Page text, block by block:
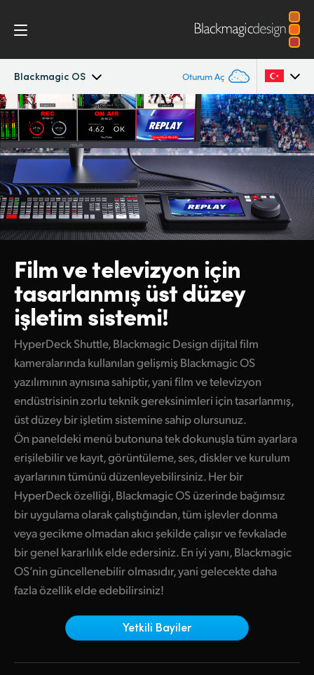
Blackmagic OS Oturum Aç
HyperDeck Shuttle
İş Akışı
Blackmagic OS
Argentina
Australia
Austria
Brazil
Canada
China
Denmark
Finland
France
Germany
Hong Kong SAR, China
Italy
Japan
Korea
Mexico
Netherlands
Film vetelevizyon için
tasarlanmışüstdüzey
işletim sistemi!
HyperDeck Shuttle, Blackmagic Design dijital film
kameralarında kullanılan gelişmiş Blackmagic OS
yazılımının aynısına sahiptir, yani film ve televizyon
endüstrisinin zorlu teknik gereksinimleri için tasarlanmış,
üst düzey bir işletim sistemine sahip olursunuz.
Ön paneldeki menü butonuna tek dokunuşla tüm ayarlara
erişilebilir ve kayıt, görüntüleme, ses, diskler ve kurulum
ayarlarının tümünü düzenleyebilirsiniz. Her bir
HyperDeck özelliği, Blackmagic OS üzerinde bağımsız
bir uygulama olarak çalıştığından, tüm işlevler donma
veya gecikme olmadan akıcı şekilde çalışır ve fevkalade
bir genel kararlılık elde edersiniz. En iyi yanı, Blackmagic
OS’nin güncellenebilir olmasıdır, yani gelecekte daha
fazla özellik elde edebilirsiniz!
Yetkili Bayiler